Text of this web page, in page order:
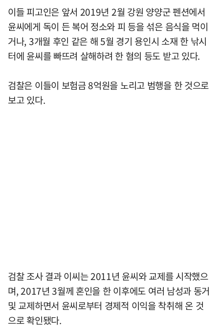
이들 피고인은 앞서 2019년 2월 강원 양양군 펜션에서
윤씨에게 독이 든 복어 정소와 피 등을 섞은 음식을 먹이
거나, 3개월 후인 같은 해 5월 경기 용인시 소재 한 낚시
터에 윤씨를 빠뜨려 살해하려 한 혐의 등도 받고 있다.
검찰은 이들이 보험금 8억원을 노리고 범행을 한 것으로
보고 있다.
검찰 조사 결과 이씨는 2011년 윤씨와 교제를 시작했으
며, 2017년 3월께 혼인을 한 이후에도 여러 남성과 동거
및 교제하면서 윤씨로부터 경제적 이익을 착취해 온 것
으로 확인됐다.